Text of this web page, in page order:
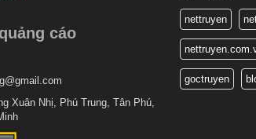
cáo
Xuân Nhị, Phú Trung, Tân Phú,
nettruyen
goctruyen